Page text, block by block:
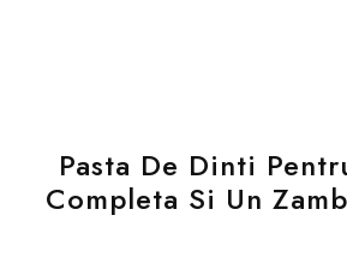
Pasta De Dinti
Completa Si Un